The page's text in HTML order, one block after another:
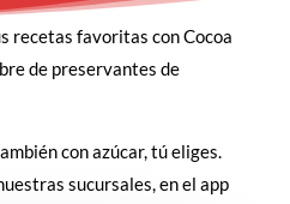
recetas favoritas con Cocoa
de preservantes de
con azúcar, tú eliges.
sucursales, en el app